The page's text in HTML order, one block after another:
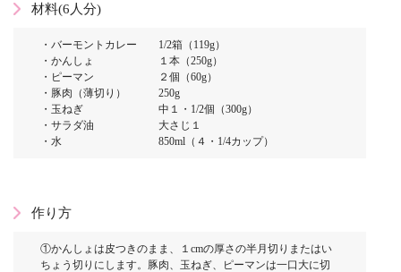
材料(6人分)
・バーモントカレー 1/2箱（119g）
・かんしょ １本（250g）
・ピーマン ２個（60g）
・豚肉（薄切り） 250g
・玉ねぎ 中１・1/2個（300g）
・サラダ油 大さじ１
・水 850ml（４・1/4カップ）
作り方
①かんしょは皮つきのまま、１cmの厚さの半月切りまたはい
ちょう切りにします。豚肉、玉ねぎ、ピーマンは一口大に切